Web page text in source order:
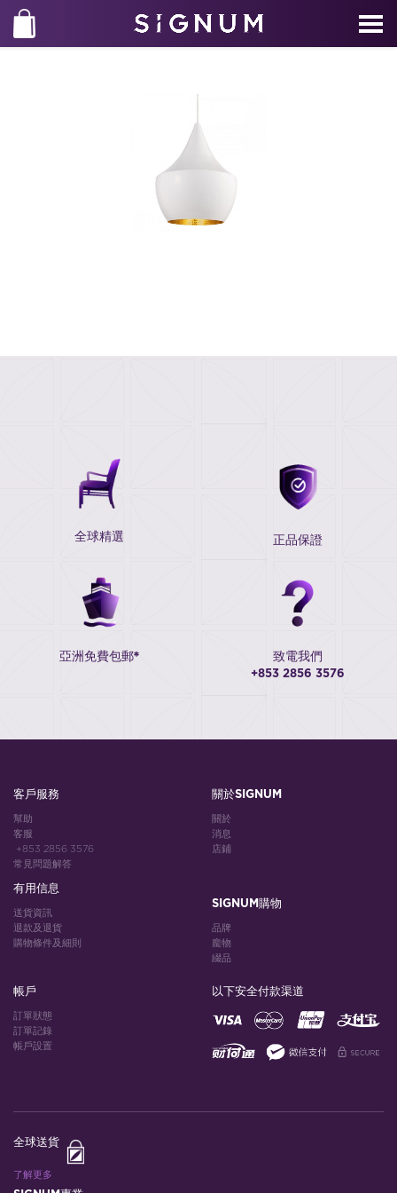
全球精選 正品保證
亞洲免費包郵* 致電我們
+853 2856 3576
客戶服務
幫助
客服
+853 2856 3576
常見問題解答
有用信息
送貨資訊
退款及退貨
購物條件及細則
關於SIGNUM
關於
消息
店鋪
SIGNUM購物
品牌
龐物
綴品
帳戶
訂單狀態
訂單記錄
帳戶設置
以下安全付款渠道
全球送貨
了解更多